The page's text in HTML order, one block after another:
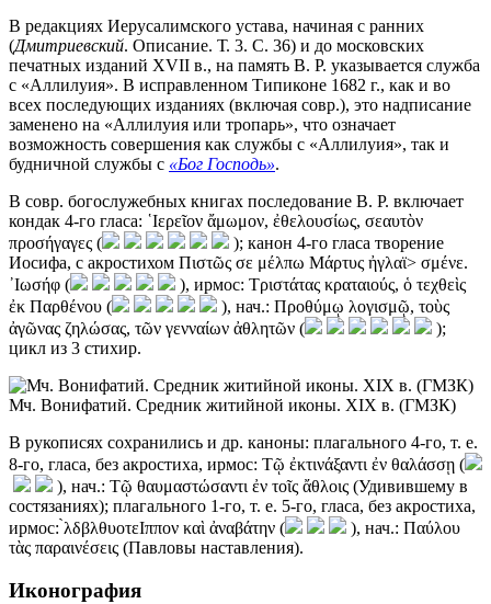
В редакциях Иерусалимского устава, начиная с ранних
(Дмитриевский. Описание. Т. 3. С. 36) и до московских
печатных изданий XVII в., на память В. Р. указывается служба
с «Аллилуия». В исправленном Типиконе 1682 г., как и во
всех последующих изданиях (включая совр.), это надписание
заменено на «Аллилуия или тропарь», что означает
возможность совершения как службы с «Аллилуия», так и
будничной службы с «Бог Господь».
В совр. богослужебных книгах последование В. Р. включает
кондак 4-го гласа: ῾Ιερεῖον ἄμωμον, ἐθελουσίως, σεαυτὸν
προσήγαγες (
); канон 4-го гласа творение
Иосифа, с акростихом Πιστῶς σε μέλπω Μάρτυς ἠγλαϊ> σμένε.
᾿Ιωσήφ (
), ирмос: Τριστάτας κραταιούς, ὁ τεχθεὶς
ἐκ Παρθένου (
), нач.: Προθύμῳ λογισμῷ, τοὺς
ἀγῶνας ζηλώσας, τῶν γενναίων ἀθλητῶν (
);
цикл из 3 стихир.
Мч. Вонифатий. Средник житийной иконы. XIX в. (ГМЗК)
В рукописях сохранились и др. каноны: плагального 4-го, т. е.
8-го, гласа, без акростиха, ирмос: Τῷ ἐκτινάξαντι ἐν θαλάσσῃ (
), нач.: Τῷ θαυμαστώσαντι ἐν τοῖς ἄθλοις (Удивившему в
состязаниях); плагального 1-го, т. е. 5-го, гласа, без акростиха,
ирмос: ̀λδβλθυοτεΙππον καὶ ἀναβάτην (
), нач.: Παύλου
τὰς παραινέσεις (Павловы наставления).
Иконография